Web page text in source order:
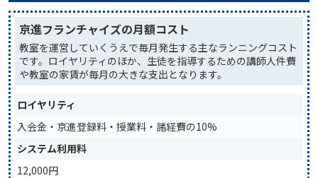
京進フランチャイズの月額コスト
教室を運営していくうえで毎月発生する主なランニングコスト
です。ロイヤリティのほか、生徒を指導するための講師人件費
や教室の家賃が毎月の大きな支出となります。
ロイヤリティ
入会金・京進登録料・授業料・諸経費の10%
システム利用料
12,000円